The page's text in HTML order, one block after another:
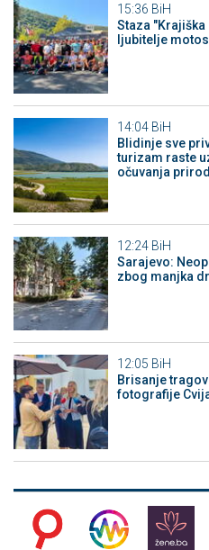
15:36 BiH
Staza
ljubitelje
14:04 BiH
Blidinje sve
turizam raste
očuvanja
12:24 BiH
Sarajevo:
zbog manjka
12:05 BiH
Brisanje
fotografije